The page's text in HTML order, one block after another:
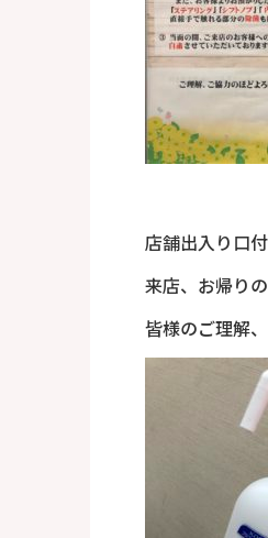
店舗出入り口
来店、お帰り
皆様のご理解